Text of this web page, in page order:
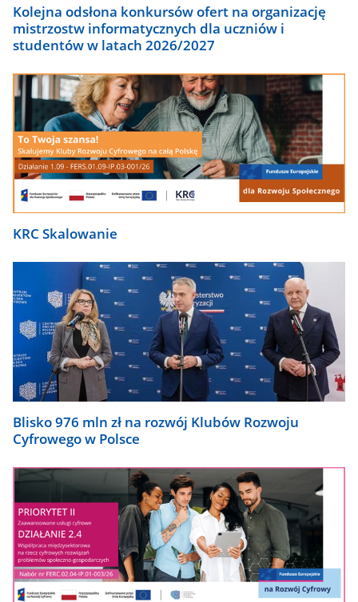
Kolejna odsłona konkursów ofert na organizację
mistrzostw informatycznych dla uczniów i
studentów w latach 2026/2027
KRC Skalowanie
Blisko 976 mln zł na rozwój Klubów Rozwoju
Cyfrowego w Polsce